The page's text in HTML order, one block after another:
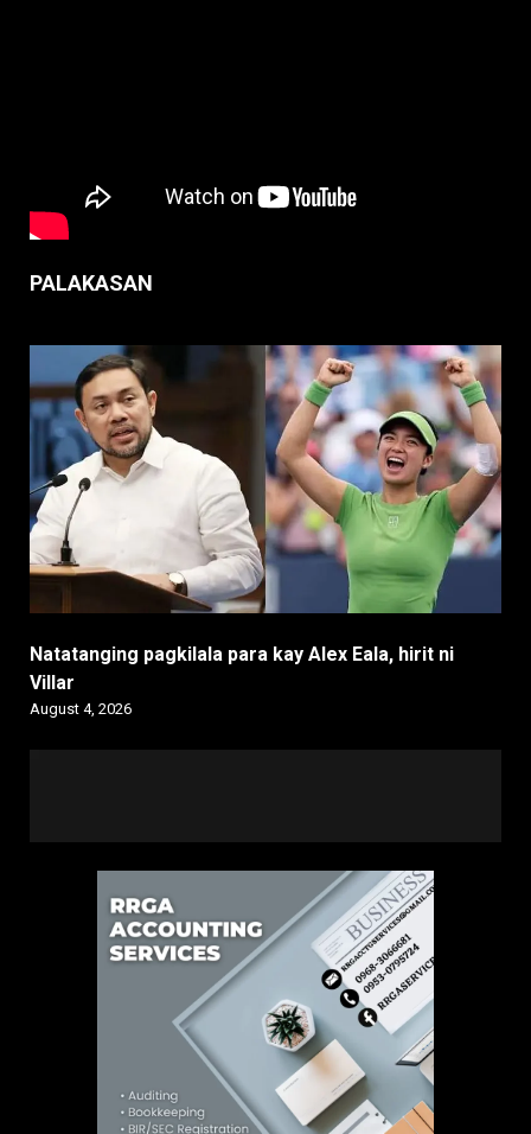
PALAKASAN
Natatanging pagkilala para kay Alex Eala, hirit ni
Villar
August 4, 2026